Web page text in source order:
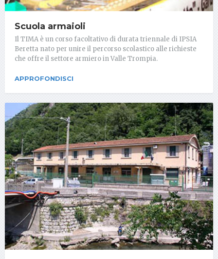
Scuola armaioli
Il TIMA è un corso facoltativo di durata triennale di IPSIA
Beretta nato per unire il percorso scolastico alle richieste
che offre il settore armiero in Valle Trompia.
APPROFONDISCI